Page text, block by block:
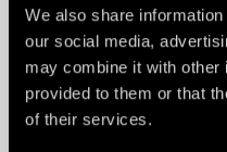
We also share
our social media,
may combine it with other
provided to them or that
of their services.